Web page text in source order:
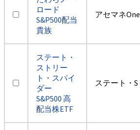
ロード
S&P500配当
貴族
アセマネOne
ステート・
ストリー
ト・スパイ
ダー
S&P500 高
配当株ETF
ステート・S